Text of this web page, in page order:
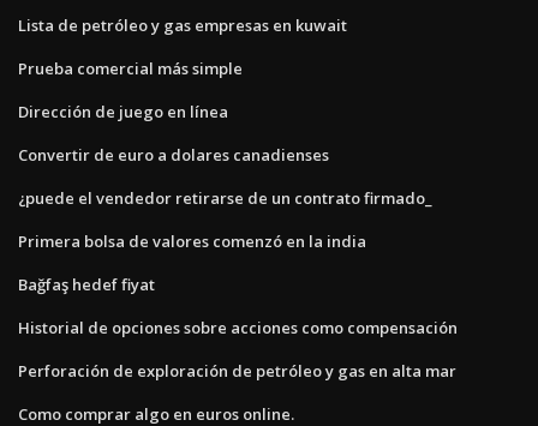
Lista de petróleo y gas empresas en kuwait
Prueba comercial más simple
Dirección de juego en línea
Convertir de euro a dolares canadienses
¿puede el vendedor retirarse de un contrato firmado_
Primera bolsa de valores comenzó en la india
Bağfaş hedef fiyat
Historial de opciones sobre acciones como compensación
Perforación de exploración de petróleo y gas en alta mar
Como comprar algo en euros online.